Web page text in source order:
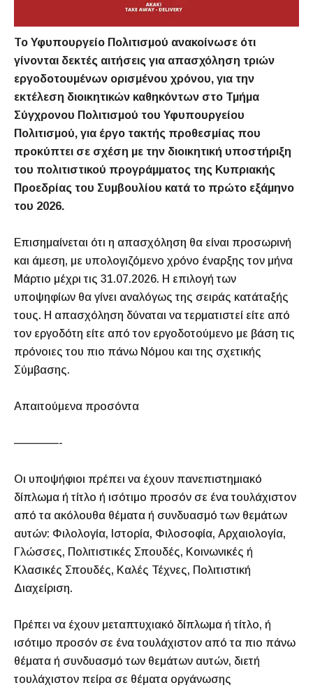
Το Υφυπουργείο Πολιτισμού ανακοίνωσε ότι
γίνονται δεκτές αιτήσεις για απασχόληση τριών
εργοδοτουμένων ορισμένου χρόνου, για την
εκτέλεση διοικητικών καθηκόντων στο Τμήμα
Σύγχρονου Πολιτισμού του Υφυπουργείου
Πολιτισμού, για έργο τακτής προθεσμίας που
προκύπτει σε σχέση με την διοικητική υποστήριξη
του πολιτιστικού προγράμματος της Κυπριακής
Προεδρίας του Συμβουλίου κατά το πρώτο εξάμηνο
του 2026.
Επισημαίνεται ότι η απασχόληση θα είναι προσωρινή
και άμεση, με υπολογιζόμενο χρόνο έναρξης τον μήνα
Μάρτιο μέχρι τις 31.07.2026. Η επιλογή των
υποψηφίων θα γίνει αναλόγως της σειράς κατάταξής
τους. Η απασχόληση δύναται να τερματιστεί είτε από
τον εργοδότη είτε από τον εργοδοτούμενο με βάση τις
πρόνοιες του πιο πάνω Νόμου και της σχετικής
Σύμβασης.
Απαιτούμενα προσόντα
————-
Οι υποψήφιοι πρέπει να έχουν πανεπιστημιακό
δίπλωμα ή τίτλο ή ισότιμο προσόν σε ένα τουλάχιστον
από τα ακόλουθα θέματα ή συνδυασμό των θεμάτων
αυτών: Φιλολογία, Ιστορία, Φιλοσοφία, Αρχαιολογία,
Γλώσσες, Πολιτιστικές Σπουδές, Κοινωνικές ή
Κλασικές Σπουδές, Καλές Τέχνες, Πολιτιστική
Διαχείριση.
Πρέπει να έχουν μεταπτυχιακό δίπλωμα ή τίτλο, ή
ισότιμο προσόν σε ένα τουλάχιστον από τα πιο πάνω
θέματα ή συνδυασμό των θεμάτων αυτών, διετή
τουλάχιστον πείρα σε θέματα οργάνωσης